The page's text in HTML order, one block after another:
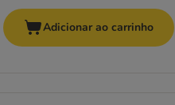
Adicionar ao carrinho